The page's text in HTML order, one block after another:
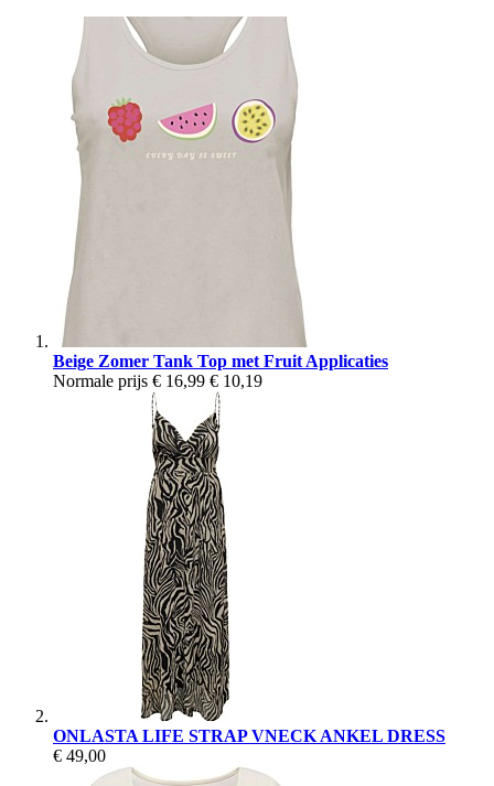
Beige Zomer Tank Top met Fruit Applicaties
Normale prijs € 16,99 € 10,19
ONLASTA LIFE STRAP VNECK ANKEL DRESS
€ 49,00